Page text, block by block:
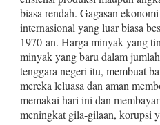
biasa ren­dah. Gagasan
internasional yang luar biasa
1970‑an. Harga minyak yang
minyak yang baru dalam
tenggara negeri itu, membuat
mereka leluasa dan aman
memakai hari ini dan
meningkat gila‑gilaan, korupsi